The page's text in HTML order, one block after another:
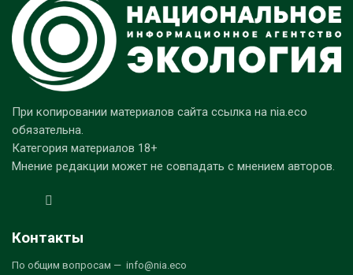
При копировании материалов сайта ссылка на nia.eco
обязательна.
Категория материалов 18+
Мнение редакции может не совпадать с мнением авторов.
Контакты
По общим вопросам — info@nia.eco